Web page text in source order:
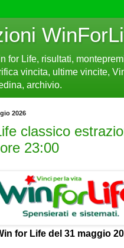
for Life, risultati,
vincita, ultime vincite,
archivio.
2026
classico
23:00
for Life del 31 maggio